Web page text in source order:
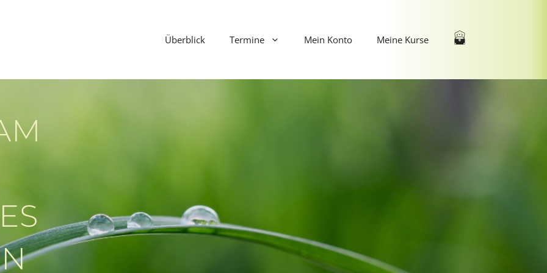
Überblick Termine Mein Konto Meine Kurse